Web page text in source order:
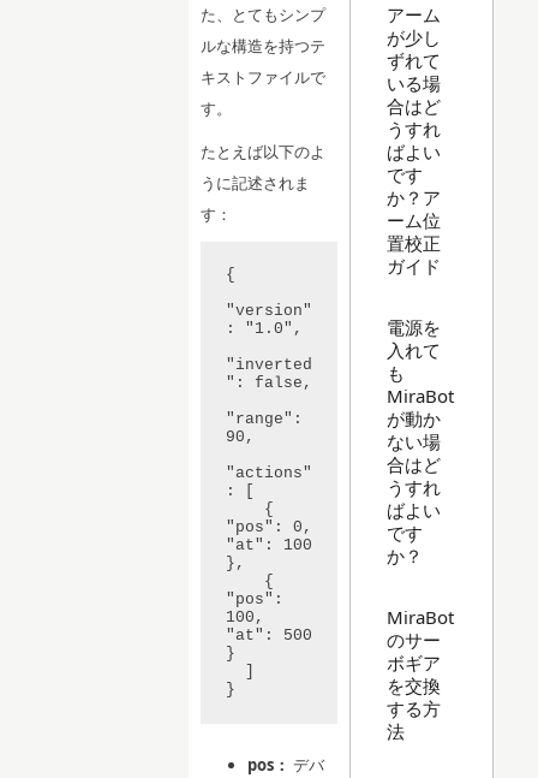
た、とてもシンプ
ルな構造を持つテ
キストファイルで
す。
たとえば以下のよ
うに記述されま
す：
{
"version"
: "1.0",
"inverted
": false,
"range":
90,
"actions"
: [
"pos": 0,
"at": 100
},
"pos":
100,
"at": 500
}
pos： デバ
アーム
が少し
ずれて
いる場
合はど
うすれ
ばよい
です
か？ア
ーム位
置校正
ガイド
電源を
入れて
も
MiraBot
が動か
ない場
合はど
うすれ
ばよい
です
か？
MiraBot
のサー
ボギア
を交換
する方
法